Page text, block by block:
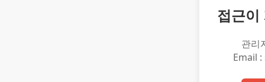
접근이
관리
Email